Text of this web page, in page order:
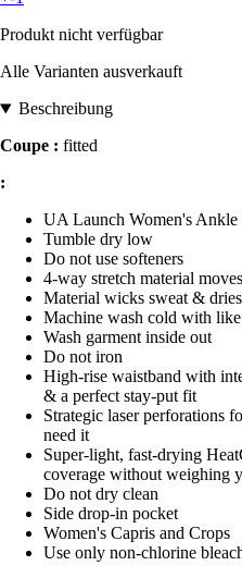
Produkt nicht verfügbar
Alle Varianten ausverkauft
Beschreibung
Coupe : fitted
:
UA Launch Women's Ankle
Tumble dry low
Do not use softeners
4-way stretch material
Material wicks sweat &
Machine wash cold with
Wash garment inside out
Do not iron
High-rise waistband with
& a perfect stay-put fit
Strategic laser perforations
need it
Super-light, fast-drying
coverage without weighing
Do not dry clean
Side drop-in pocket
Women's Capris and Crops
Use only non-chlorine